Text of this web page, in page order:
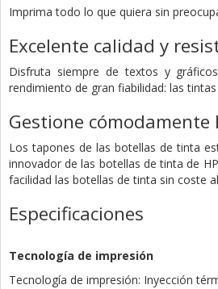
Imprima todo lo que quiera sin
Excelente calidad y
Disfruta siempre de textos y
rendimiento de gran fiabilidad: las
Gestione
Los tapones de las botellas de tinta
innovador de las botellas de tinta de
facilidad las botellas de tinta sin coste
Especificaciones
Tecnología de impresión
Tecnología de impresión: Inyección